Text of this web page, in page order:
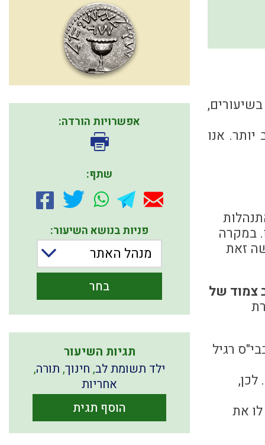
אנו
במקרה
זאת
צמוד של
רגיל
את
אפשרויות הורדה:
שתף:
פניות בנושא השיעור:
מנהל האתר
בחר
תגיות השיעור
ילד תשומת לב, חינוך, תורה,
אחריות
הוסף תגית